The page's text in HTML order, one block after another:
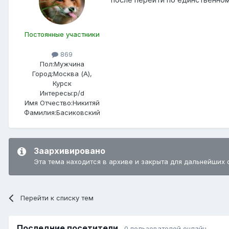
Постоянные участники
869
Пол:Мужчина
Город:Москва (А),
Курск
Интересы:p/d
Имя Отчество:Никитяй
Фамилия:Басиковский
Заархивировано
Эта тема находится в архиве и закрыта для дальнейших
Перейти к списку тем